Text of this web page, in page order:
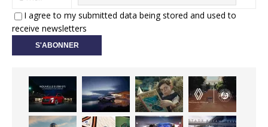
I agree to my submitted data being stored and used to
receive newsletters